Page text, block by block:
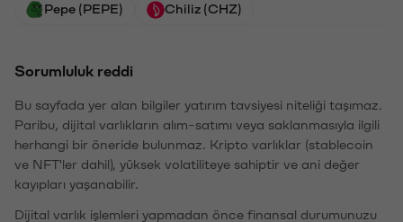
Pepe (PEPE) Chiliz (CHZ)
Sorumluluk reddi
Bu sayfada yer alan bilgiler yatırım tavsiyesi niteliği taşımaz.
Paribu, dijital varlıkların alım-satımı veya saklanmasıyla ilgili
herhangi bir öneride bulunmaz. Kripto varlıklar (stablecoin
ve NFT'ler dahil), yüksek volatiliteye sahiptir ve ani değer
kayıpları yaşanabilir.
Dijital varlık işlemleri yapmadan önce finansal durumunuzu